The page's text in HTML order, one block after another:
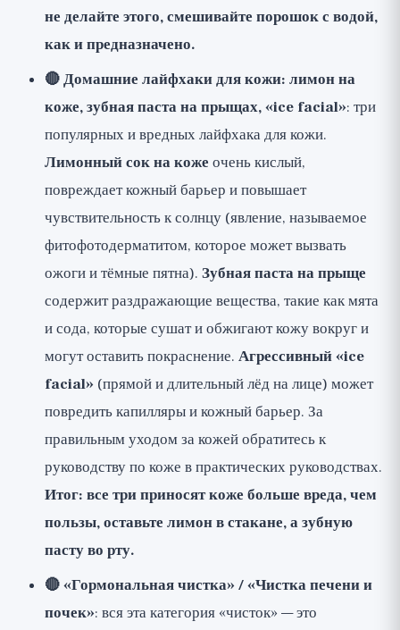
не делайте этого, смешивайте порошок с водой,
как и предназначено.
🔴 Домашние лайфхаки для кожи: лимон на
коже, зубная паста на прыщах, «ice facial»: три
популярных и вредных лайфхака для кожи.
Лимонный сок на коже очень кислый,
повреждает кожный барьер и повышает
чувствительность к солнцу (явление, называемое
фитофотодерматитом, которое может вызвать
ожоги и тёмные пятна). Зубная паста на прыще
содержит раздражающие вещества, такие как мята
и сода, которые сушат и обжигают кожу вокруг и
могут оставить покраснение. Агрессивный «ice
facial» (прямой и длительный лёд на лице) может
повредить капилляры и кожный барьер. За
правильным уходом за кожей обратитесь к
руководству по коже впрактических руководствах.
Итог: все три приносят коже больше вреда, чем
пользы, оставьте лимон в стакане, а зубную
пасту во рту.
🔴 «Гормональная чистка» / «Чистка печени и
почек»: вся эта категория «чисток» — это